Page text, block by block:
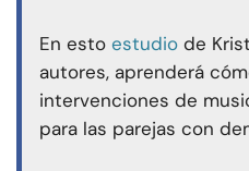
En esto estudio de
autores, aprenderá
intervenciones de
para las parejas con